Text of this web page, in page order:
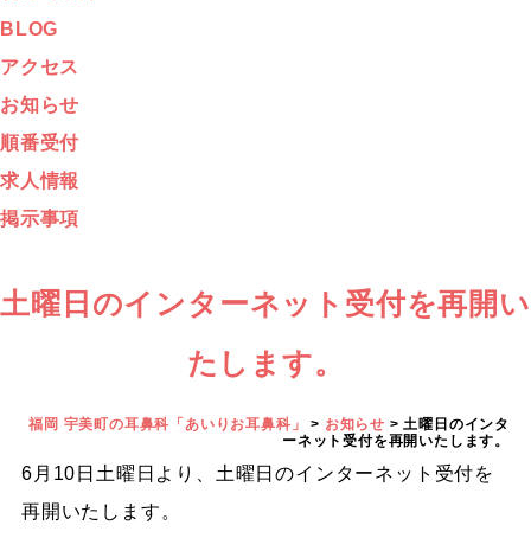
BLOG
アクセス
お知らせ
順番受付
求人情報
掲示事項
土曜日のインターネット受付を再開い
たします。
福岡 宇美町の耳鼻科「あいりお耳鼻科」 > お知らせ >土曜日のインタ
ーネット受付を再開いたします。
6月10日土曜日より、土曜日のインターネット受付を
再開いたします。